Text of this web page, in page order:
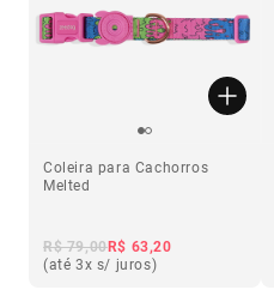
Coleira para Cachorros
Melted
R$ 79,00R$ 63,20
(até 3x s/ juros)